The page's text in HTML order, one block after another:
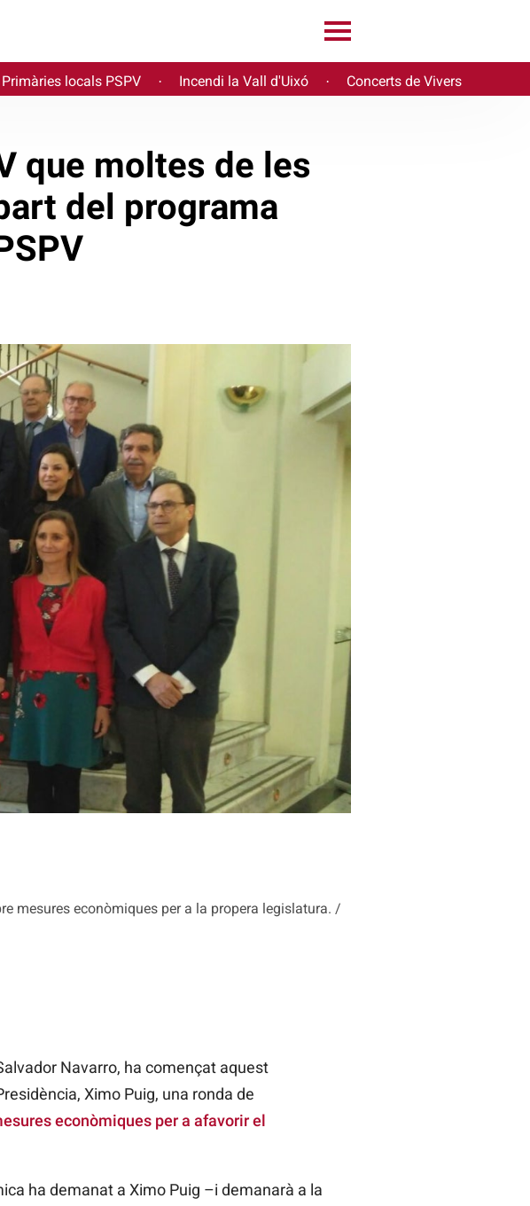
Primàries locals PSPV · Incendi la Vall d'Uixó · Concerts de Vivers
mesures econòmiques per a la propera legislatura. /
que moltes de les
del programa
Navarro, ha començat aquest
Ximo Puig, una ronda de
econòmiques per a afavorir el
ha demanat a Ximo Puig –i demanarà a la